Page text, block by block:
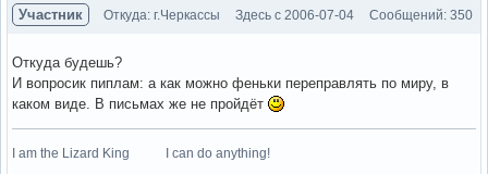
Участник Откуда: г.Черкассы Здесь с 2006-07-04 Сообщений: 350
Откуда будешь?
И вопросик пиплам: а как можно феньки переправлять по миру, в
каком виде. В письмах же не пройдёт
I am the Lizard King I can do anything!